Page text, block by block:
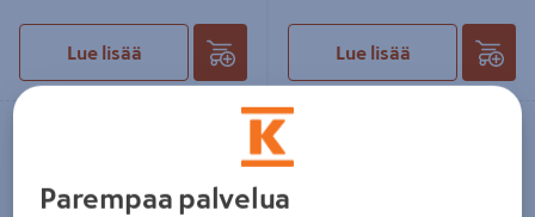
Lue lisää Lue lisää
Parempaa palvelua